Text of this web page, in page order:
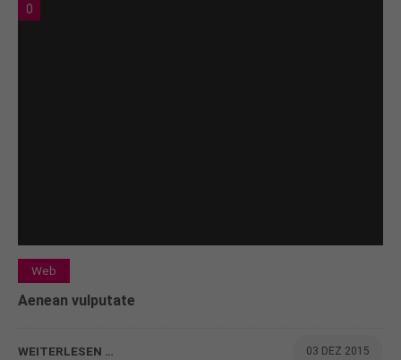
0
Web
Aenean vulputate
WEITERLESEN … 03 DEZ 2015